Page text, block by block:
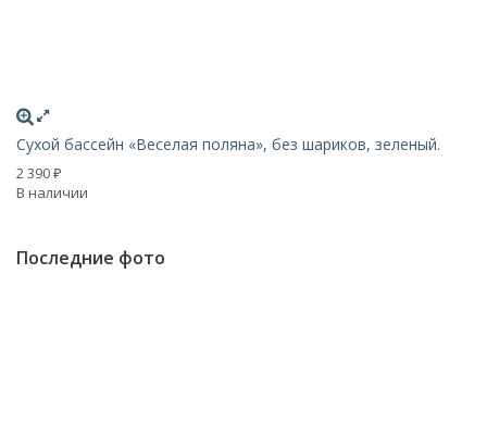
Сухой бассейн «Веселая поляна», без шариков, зеленый.
2 390 ₽
В наличии
Последние фото